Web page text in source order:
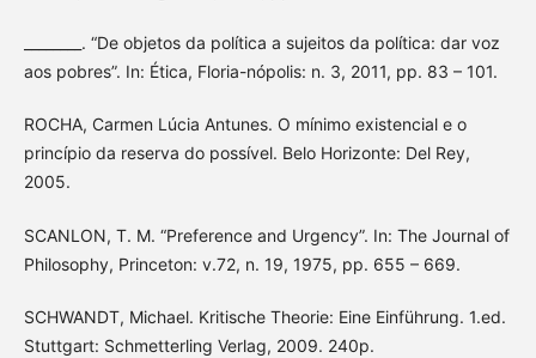
________. “De objetos da política a sujeitos da política: dar voz
aos pobres”. In: Ética, Floria-nópolis: n. 3, 2011, pp. 83 – 101.
ROCHA, Carmen Lúcia Antunes. O mínimo existencial e o
princípio da reserva do possível. Belo Horizonte: Del Rey,
2005.
SCANLON, T. M. “Preference and Urgency”. In: The Journal of
Philosophy, Princeton: v.72, n. 19, 1975, pp. 655 – 669.
SCHWANDT, Michael. Kritische Theorie: Eine Einführung. 1.ed.
Stuttgart: Schmetterling Verlag, 2009. 240p.